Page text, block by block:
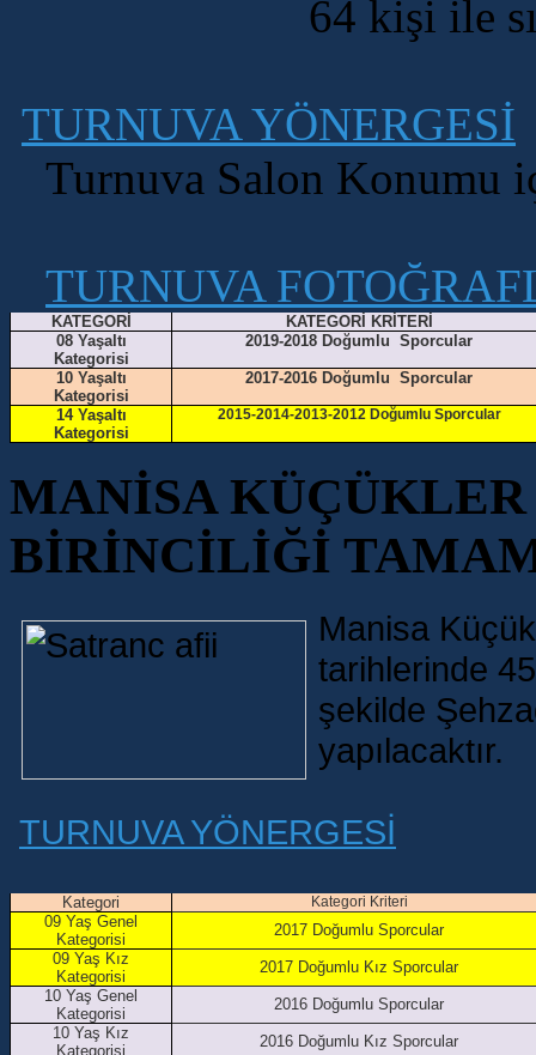
64 kişi ile
TURNUVA YÖNERGESİ
Turnuva Salon Konumu
TURNUVA
KATEGORİ
KATEGORİ KRİTERİ
08 Yaşaltı
Kategorisi
2019-2018 Doğumlu Sporcular
10 Yaşaltı
Kategorisi
2017-2016 Doğumlu Sporcular
14 Yaşaltı
Kategorisi
2015-2014-2013-2012 Doğumlu Sporcular
MANİSA KÜÇÜKLER
BİRİNCİLİĞİ
Manisa
tarihlerinde
şekilde
yapılacaktır.
TURNUVA YÖNERGESİ
Kategori Kategori Kriteri
09 Yaş Genel
Kategorisi
2017 Doğumlu Sporcular
09 Yaş Kız
Kategorisi
2017 Doğumlu Kız Sporcular
10 Yaş Genel
Kategorisi
2016 Doğumlu Sporcular
10 Yaş Kız
Kategorisi
2016 Doğumlu Kız Sporcular